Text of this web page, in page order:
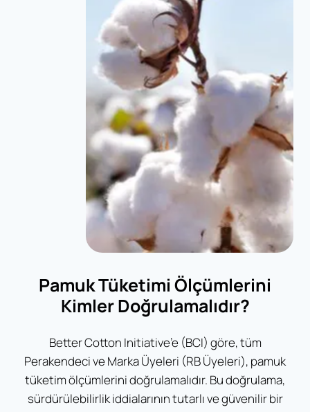
Pamuk Tüketimi Ölçümlerini
Kimler Doğrulamalıdır?
Better Cotton Initiative’e (BCI) göre, tüm
Perakendeci ve Marka Üyeleri (RB Üyeleri), pamuk
tüketim ölçümlerini doğrulamalıdır. Bu doğrulama,
sürdürülebilirlik iddialarının tutarlı ve güvenilir bir